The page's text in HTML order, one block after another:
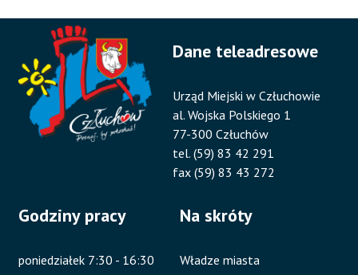
Dane teleadresowe
Urząd Miejski w Człuchowie
al. Wojska Polskiego 1
77-300 Człuchów
tel. (59) 83 42 291
fax (59) 83 43 272
Godziny pracy
poniedziałek 7:30 - 16:30
Na skróty
Władze miasta